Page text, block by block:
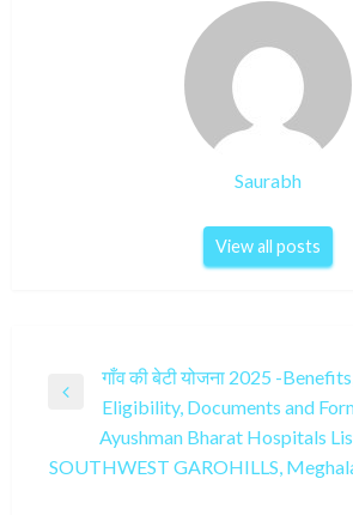
Saurabh
View all posts
navigation
Previous
गाँव की बेटी योजना 2025 -
Eligibility, Documents and
Next
Ayushman Bharat Hospitals
SOUTHWEST GAROHILLS,